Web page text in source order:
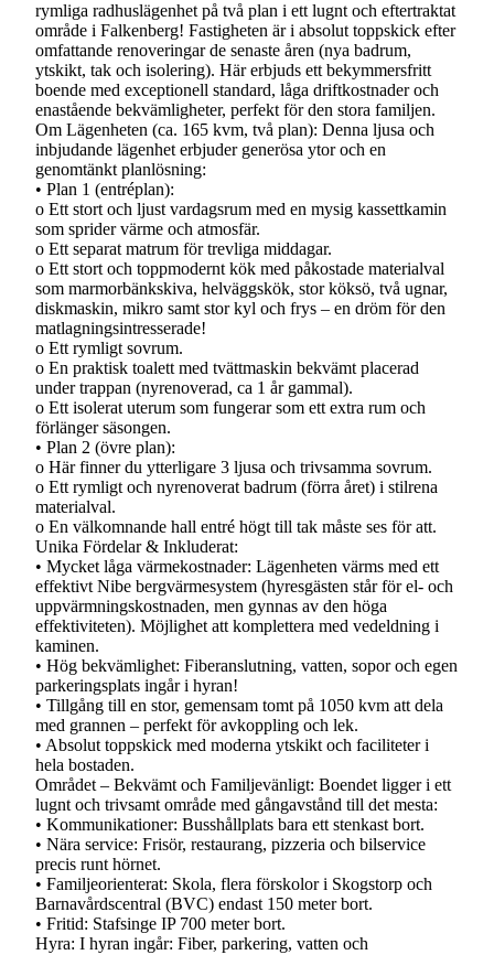
rymliga radhuslägenhet på två plan i ett lugnt och eftertraktat
område i Falkenberg! Fastigheten är i absolut toppskick efter
omfattande renoveringar de senaste åren (nya badrum,
ytskikt, tak och isolering). Här erbjuds ett bekymmersfritt
boende med exceptionell standard, låga driftkostnader och
enastående bekvämligheter, perfekt för den stora familjen.
Om Lägenheten (ca. 165 kvm, två plan): Denna ljusa och
inbjudande lägenhet erbjuder generösa ytor och en
genomtänkt planlösning:
• Plan 1 (entréplan):
o Ett stort och ljust vardagsrum med en mysig kassettkamin
som sprider värme och atmosfär.
o Ett separat matrum för trevliga middagar.
o Ett stort och toppmodernt kök med påkostade materialval
som marmorbänkskiva, helväggskök, stor köksö, två ugnar,
diskmaskin, mikro samt stor kyl och frys – en dröm för den
matlagningsintresserade!
o Ett rymligt sovrum.
o En praktisk toalett med tvättmaskin bekvämt placerad
under trappan (nyrenoverad, ca 1 år gammal).
o Ett isolerat uterum som fungerar som ett extra rum och
förlänger säsongen.
• Plan 2 (övre plan):
o Här finner du ytterligare 3 ljusa och trivsamma sovrum.
o Ett rymligt och nyrenoverat badrum (förra året) i stilrena
materialval.
o En välkomnande hall entré högt till tak måste ses för att.
Unika Fördelar & Inkluderat:
• Mycket låga värmekostnader: Lägenheten värms med ett
effektivt Nibe bergvärmesystem (hyresgästen står för el- och
uppvärmningskostnaden, men gynnas av den höga
effektiviteten). Möjlighet att komplettera med vedeldning i
kaminen.
• Hög bekvämlighet: Fiberanslutning, vatten, sopor och egen
parkeringsplats ingår i hyran!
• Tillgång till en stor, gemensam tomt på 1050 kvm att dela
med grannen – perfekt för avkoppling och lek.
• Absolut toppskick med moderna ytskikt och faciliteter i
hela bostaden.
Området – Bekvämt och Familjevänligt: Boendet ligger i ett
lugnt och trivsamt område med gångavstånd till det mesta:
• Kommunikationer: Busshållplats bara ett stenkast bort.
• Nära service: Frisör, restaurang, pizzeria och bilservice
precis runt hörnet.
• Familjeorienterat: Skola, flera förskolor i Skogstorp och
Barnavårdscentral (BVC) endast 150 meter bort.
• Fritid: Stafsinge IP 700 meter bort.
Hyra: I hyran ingår: Fiber, parkering, vatten och